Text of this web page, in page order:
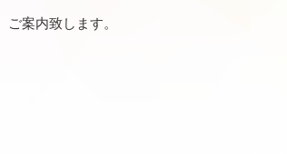
案内致します。